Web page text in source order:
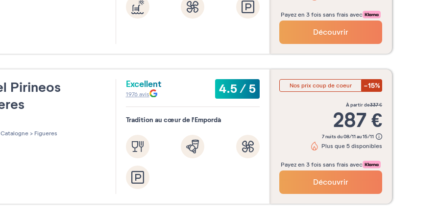
Payez en 3 fois sans frais avec
Découvrir
Pirineos
sur 5
Catalogne > Figueres
Excellent 4.5/5
1976avis
Tradition au cœur de l'Empordà
Nos prix coup de coeur -15%
à partir de337€
287€
7 nuits du 08/11 au 15/11
Plus que 5 disponibles
Payez en 3 fois sans frais avec
Découvrir